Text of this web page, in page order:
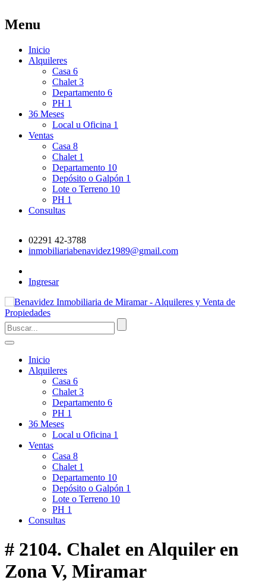
Menu
Inicio
Alquileres
Casa 6
Chalet 3
Departamento 6
PH 1
36 Meses
Local u Oficina 1
Ventas
Casa 8
Chalet 1
Departamento 10
Depósito o Galpón 1
Lote o Terreno 10
PH 1
Consultas
02291 42-3788
inmobiliariabenavidez1989@gmail.com
Ingresar
Inicio
Alquileres
Casa 6
Chalet 3
Departamento 6
PH 1
36 Meses
Local u Oficina 1
Ventas
Casa 8
Chalet 1
Departamento 10
Depósito o Galpón 1
Lote o Terreno 10
PH 1
Consultas
# 2104. Chalet en Alquiler en
Zona V, Miramar